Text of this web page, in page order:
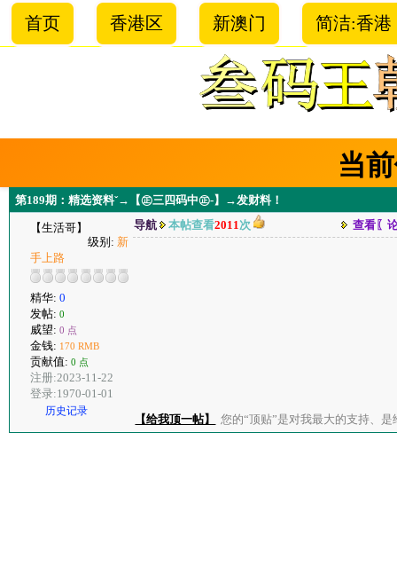
首页 香港区 新澳门 简洁:香港
当
第189期：精选资料ˇ→【㊣三四码中㊣-】→发财料！
【生活哥】
级别: 新
手上路
精华: 0
发帖: 0
威望: 0 点
金钱: 170 RMB
贡献值: 0 点
注册:2023-11-22
登录:1970-01-01
历史记录
导航 本帖查看2011次 查看〖
【给我顶一帖】 您的“顶贴”是对我最大的支持、